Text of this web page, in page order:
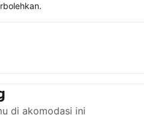
di akomodasi ini